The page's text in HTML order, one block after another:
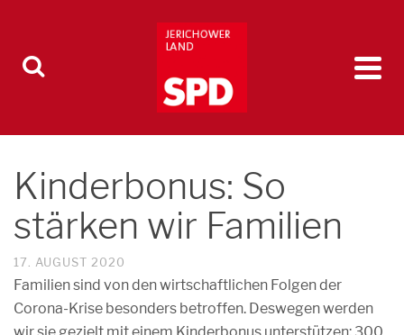
Kinderbonus: So
stärken wir Familien
17. AUGUST 2020
Familien sind von den wirtschaftlichen Folgen der
Corona-Krise besonders betroffen. Deswegen werden